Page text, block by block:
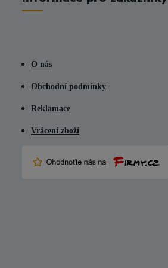
O nás
Obchodní podmínky
Reklamace
Vrácení zboží